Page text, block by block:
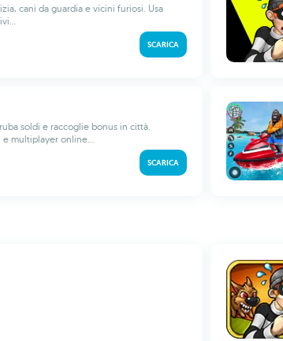
cani da guardia e vicini furiosi. Usa
SCARICA
soldi e raccoglie bonus in città.
multiplayer online...
SCARICA